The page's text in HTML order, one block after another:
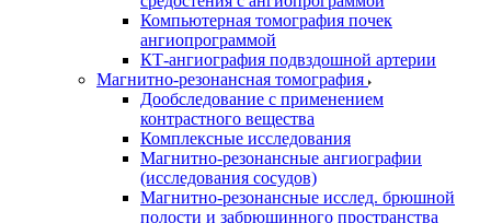
Компьютерная томография почек
ангиопрограммой
КТ-ангиография подвздошной артерии
Магнитно-резонансная томография
Дообследование с применением
контрастного вещества
Комплексные исследования
Магнитно-резонансные ангиографии
(исследования сосудов)
Магнитно-резонансные исслед. брюшной
полости и забрюшинного пространства